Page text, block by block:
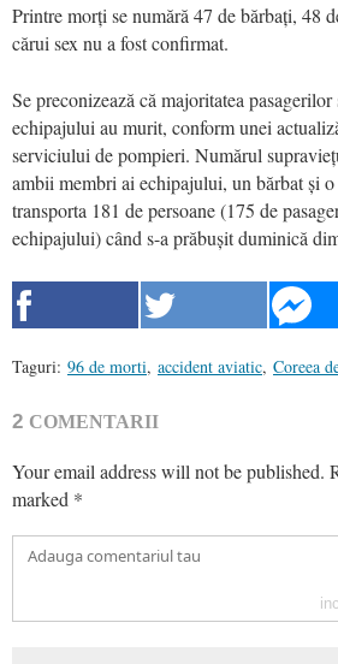
Printre morți se numără 47 de bărbați, 48
cărui sex nu a fost confirmat.
Se preconizează că majoritatea
echipajului au murit, conform unei
serviciului de pompieri. Numărul
ambii membri ai echipajului, un bărbat și
transporta 181 de persoane (175 de
echipajului) când s-a prăbușit duminică
Taguri: 96 de morti, accident aviatic, Coreea
2 COMENTARII
Your email address will not be published.
marked *